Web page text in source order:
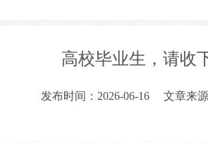
高校毕业生，请收
发布时间：2026-06-16 文章来